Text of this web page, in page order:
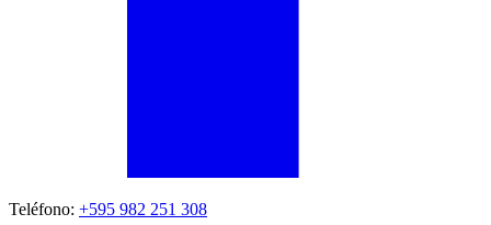
Teléfono: +595 982 251 308